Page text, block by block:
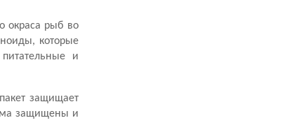
окраса рыб во
которые
и
защищает
защищены и